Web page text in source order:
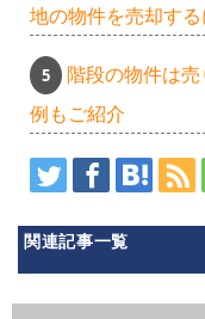
地の物件を売却す
階段の物件は
例もご紹介
関連記事一覧